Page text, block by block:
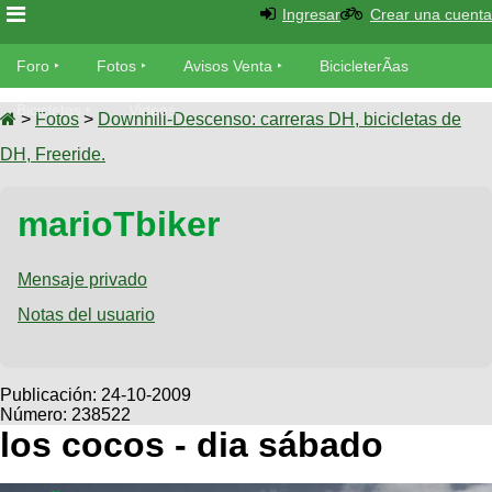
Foro
Foro
TÃ©cnica
Fotos
tu foto
Galeria
XC
Viajes
Descenso
SUBÃ
tu
aviso
Buscar
Ultimos
Fotos
as
Bicicletas
Tandem
Videos
Cicloturismo
Ingresar Crear una cuenta
Foro Fotos Avisos Venta BicicleterÃ­as
Bicicletas Videos
> Fotos > Downhill-Descenso: carreras DH, bicicletas de
DH, Freeride.
marioTbiker
Mensaje privado
Notas del usuario
Publicación: 24-10-2009
Número: 238522
los cocos - dia sábado